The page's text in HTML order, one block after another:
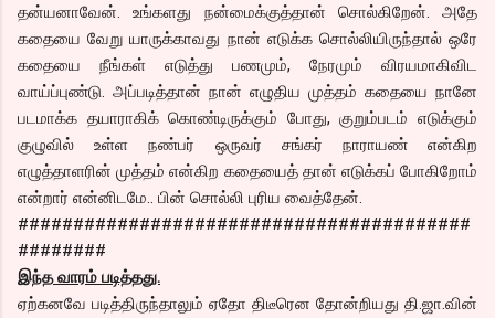
தன்யனாவேன். உங்களது நன்மைக்குத்தான் சொல்கிறேன். அதே
கதையை வேறு யாருக்காவது நான் எடுக்க சொல்லியிருந்தால் ஒரே
கதையை நீங்கள் எடுத்து பணமும், நேரமும் விரயமாகிவிட
வாய்ப்புண்டு. அப்படித்தான் நான் எழுதிய முத்தம் கதையை நானே
படமாக்க தயாராகிக் கொண்டிருக்கும் போது, குறும்படம் எடுக்கும்
குழுவில் உள்ள நண்பர் ஒருவர் சங்கர் நாராயண் என்கிற
எழுத்தாளரின் முத்தம் என்கிற கதையைத் தான் எடுக்கப் போகிறோம்
என்றார் என்னிடமே.. பின் சொல்லி புரிய வைத்தேன்.
#########################################
########
இந்த வாரம் படித்தது.
ஏற்கனவே படித்திருந்தாலும் ஏதோ திடீரென தோன்றியது தி.ஜா.வின்